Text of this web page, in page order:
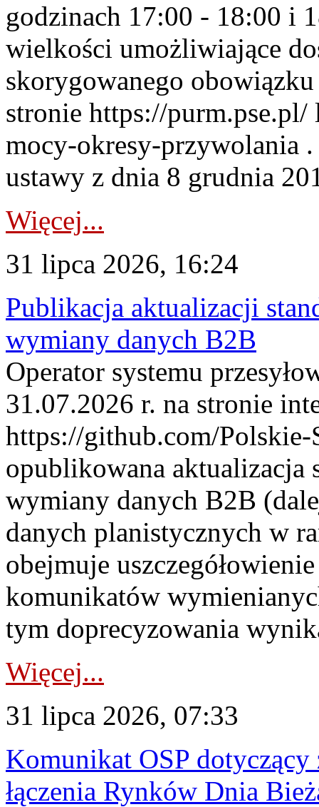
godzinach 17:00 - 18:00 i
wielkości umożliwiające
skorygowanego
stronie https://
mocy-okresy-przywolania
ustawy z dnia 8 grudnia
Więcej...
31 lipca 2026, 16:24
Publikacja aktualizacji
wymiany danych B2B
Operator systemu
31.07.2026 r. na stronie
https://github.com/Polskie-
opublikowana aktualizacja
wymiany danych B2B
danych planistycznych w
obejmuje
komunikatów
tym doprecyzowania
Więcej...
31 lipca 2026, 07:33
Komunikat OSP dotyczący
łączenia Rynków Dnia